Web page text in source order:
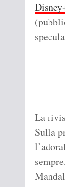
La
Sulla